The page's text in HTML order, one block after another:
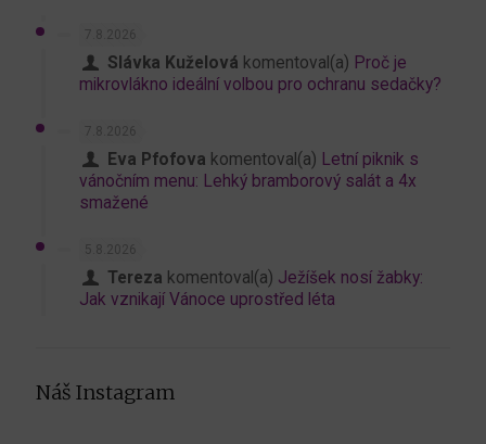
7.8.2026
Slávka Kuželová komentoval(a) Proč je
mikrovlákno ideální volbou pro ochranu sedačky?
7.8.2026
Eva Pfofova komentoval(a) Letní piknik s
vánočním menu: Lehký bramborový salát a 4x
smažené
5.8.2026
Tereza komentoval(a) Ježíšek nosí žabky:
Jak vznikají Vánoce uprostřed léta
Náš Instagram